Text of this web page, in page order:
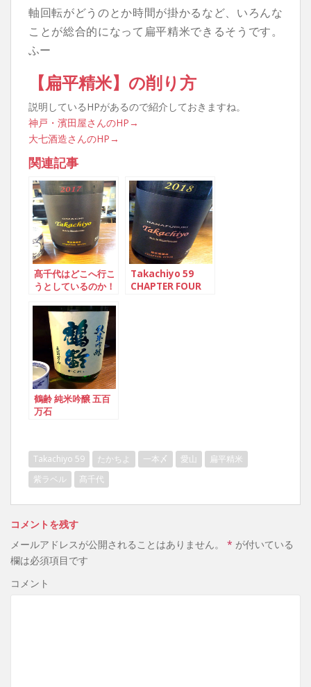
軸回転がどうのとか時間が掛かるなど、いろんな
ことが総合的になって扁平精米できるそうです。
ふー
【扁平精米】の削り方
説明しているHPがあるので紹介しておきますね。
神戸・濱田屋さんのHP→
大七酒造さんのHP→
関連記事
髙千代はどこへ行こ
うとしているのか！
Takachiyo 59
CHAPTER FOUR
鶴齢 純米吟醸 五百
万石
Takachiyo 59 たかちよ 一本〆 愛山
扁平精米
紫ラベル
髙千代
コメントを残す
メールアドレスが公開されることはありません。
* が付いている
欄は必須項目です
コメント